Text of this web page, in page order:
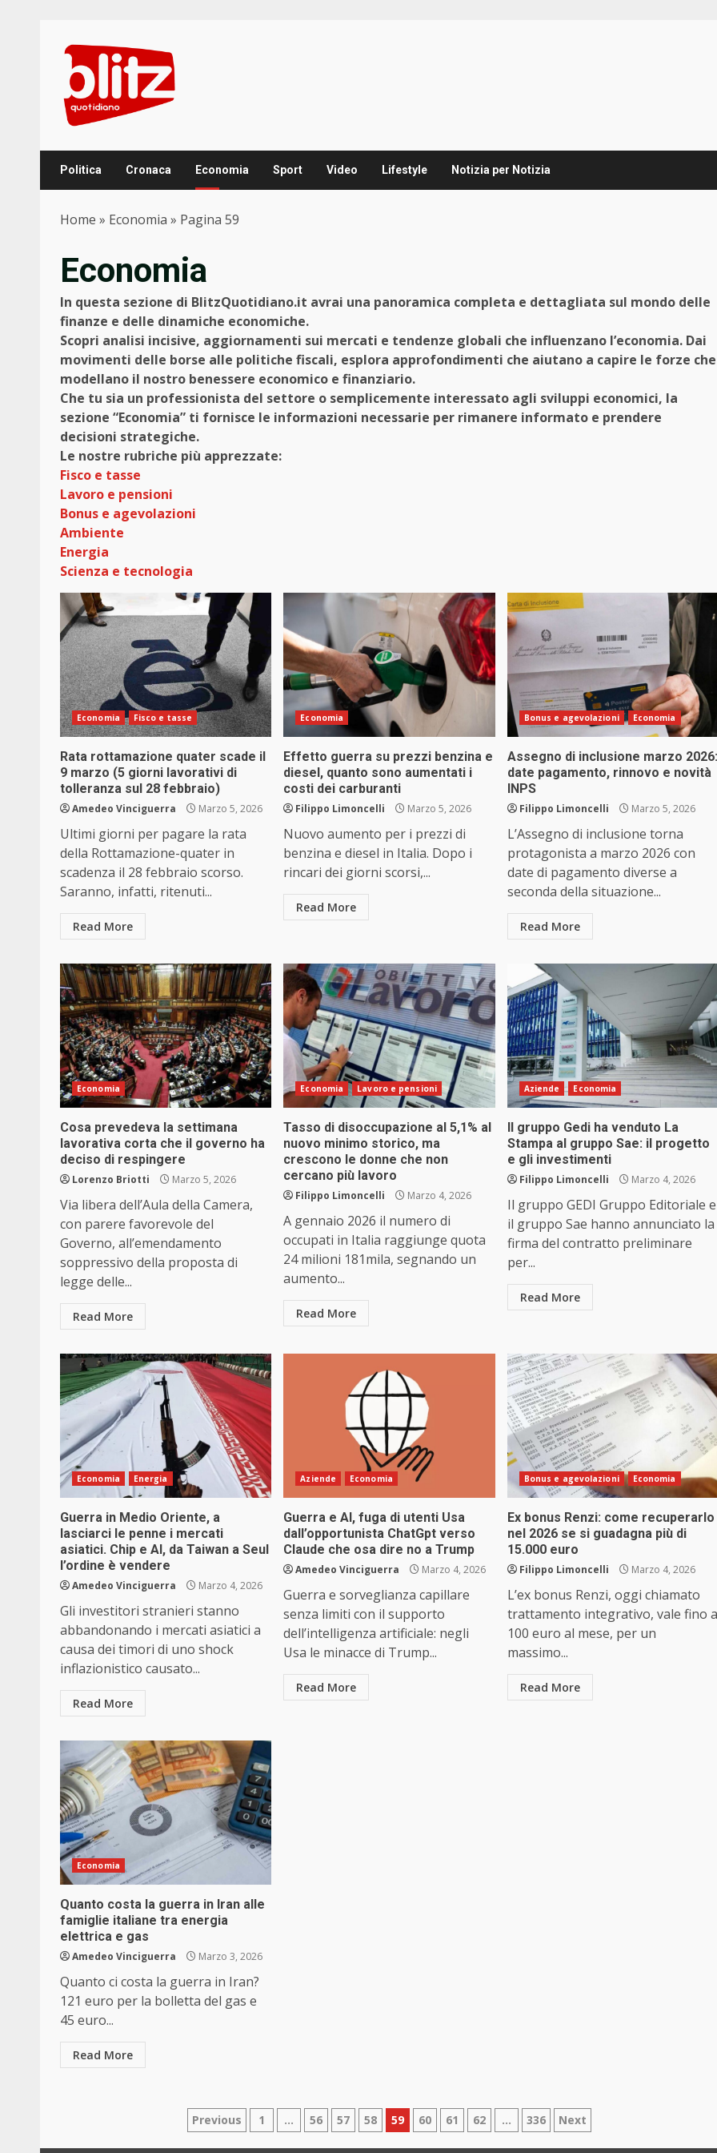
content
Politica Cronaca Economia Sport Video Lifestyle Notizia per Notizia
Home » Economia » Pagina 59
Economia
In questa sezione di BlitzQuotidiano.it avrai una panoramica completa e dettagliata sul mondo delle
finanze e delle dinamiche economiche.
Scopri analisi incisive, aggiornamenti sui mercati e tendenze globali che influenzano l’economia. Dai
movimenti delle borse alle politiche fiscali, esplora approfondimenti che aiutano a capire le forze che
modellano il nostro benessere economico e finanziario.
Che tu sia un professionista del settore o semplicemente interessato agli sviluppi economici, la
sezione “Economia” ti fornisce le informazioni necessarie per rimanere informato e prendere
decisioni strategiche.
Le nostre rubriche più apprezzate:
Fisco e tasse
Lavoro e pensioni
Bonus e agevolazioni
Ambiente
Energia
Scienza e tecnologia
Economia Fisco e tasse
Rata rottamazione quater scade il
9 marzo (5 giorni lavorativi di
tolleranza sul 28 febbraio)
Amedeo Vinciguerra Marzo 5, 2026
Ultimi giorni per pagare la rata
della Rottamazione-quater in
scadenza il 28 febbraio scorso.
Saranno, infatti, ritenuti...
Read More
Economia
Effetto guerra su prezzi benzina e
diesel, quanto sono aumentati i
costi dei carburanti
Filippo Limoncelli Marzo 5, 2026
Nuovo aumento per i prezzi di
benzina e diesel in Italia. Dopo i
rincari dei giorni scorsi,...
Read More
Bonus e agevolazioni Economia
Assegno di inclusione marzo 2026:
date pagamento, rinnovo e novità
INPS
Filippo Limoncelli Marzo 5, 2026
L’Assegno di inclusione torna
protagonista a marzo 2026 con
date di pagamento diverse a
seconda della situazione...
Read More
Economia
Cosa prevedeva la settimana
lavorativa corta che il governo ha
deciso di respingere
Lorenzo Briotti Marzo 5, 2026
Via libera dell’Aula della Camera,
con parere favorevole del
Governo, all’emendamento
soppressivo della proposta di
legge delle...
Read More
Economia Lavoro e pensioni
Tasso di disoccupazione al 5,1% al
nuovo minimo storico, ma
crescono le donne che non
cercano più lavoro
Filippo Limoncelli Marzo 4, 2026
A gennaio 2026 il numero di
occupati in Italia raggiunge quota
24 milioni 181mila, segnando un
aumento...
Read More
Aziende Economia
Il gruppo Gedi ha venduto La
Stampa al gruppo Sae: il progetto
e gli investimenti
Filippo Limoncelli Marzo 4, 2026
Il gruppo GEDI Gruppo Editoriale e
il gruppo Sae hanno annunciato la
firma del contratto preliminare
per...
Read More
Economia Energia
Guerra in Medio Oriente, a
lasciarci le penne i mercati
asiatici. Chip e AI, da Taiwan a Seul
l’ordine è vendere
Amedeo Vinciguerra Marzo 4, 2026
Gli investitori stranieri stanno
abbandonando i mercati asiatici a
causa dei timori di uno shock
inflazionistico causato...
Read More
Aziende Economia
Guerra e AI, fuga di utenti Usa
dall’opportunista ChatGpt verso
Claude che osa dire no a Trump
Amedeo Vinciguerra Marzo 4, 2026
Guerra e sorveglianza capillare
senza limiti con il supporto
dell’intelligenza artificiale: negli
Usa le minacce di Trump...
Read More
Bonus e agevolazioni Economia
Ex bonus Renzi: come recuperarlo
nel 2026 se si guadagna più di
15.000 euro
Filippo Limoncelli Marzo 4, 2026
L’ex bonus Renzi, oggi chiamato
trattamento integrativo, vale fino a
100 euro al mese, per un
massimo...
Read More
Economia
Quanto costa la guerra in Iran alle
famiglie italiane tra energia
elettrica e gas
Amedeo Vinciguerra Marzo 3, 2026
Quanto ci costa la guerra in Iran?
121 euro per la bolletta del gas e
45 euro...
Read More
Paginazione
Previous 1 … 56 57 58 59 60 61 62 … 336 Next